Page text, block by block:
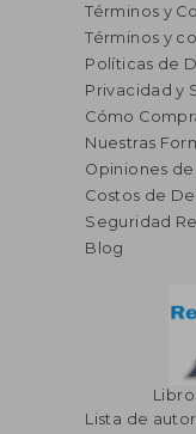
55%
dcto.
Términos y
Términos y
Políticas de
Privacidad y
Cómo
Nuestras
Opiniones
Costos de
Seguridad
Blog
Lista de